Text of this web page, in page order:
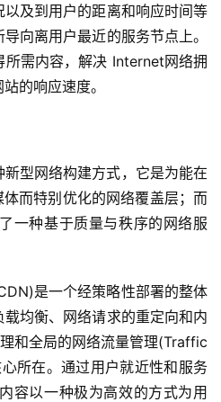
及到用户的距离和响应时间等
向离用户最近的服务节点上。
所需内容，解决 Internet网络拥
的响应速度。
型网络构建方式，它是为能在
而特别优化的网络覆盖层；而
一种基于质量与秩序的网络服
是一个经策略性部署的整体
均衡、网络请求的重定向和内
和全局的网络流量管理(Traffic
所在。通过用户就近性和服务
容以一种极为高效的方式为用